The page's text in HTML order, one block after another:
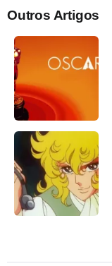
Outros Artigos